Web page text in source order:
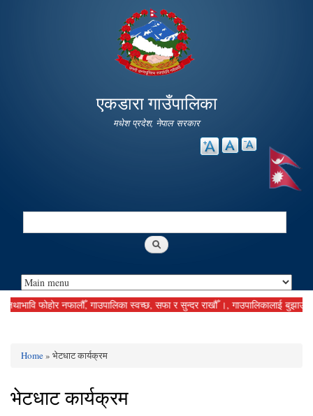
main
content
एकडारा गाउँपालिका
मधेश प्रदेश, नेपाल सरकार
Search
फोहोर नफालौँ, गाउपालिका स्वच्छ, सफा र सुन्दर राखौँ ।, गाउपालिकालाई बुझाउनु
Home» भेटधाट कार्यक्रम
भेटधाट कार्यक्रम